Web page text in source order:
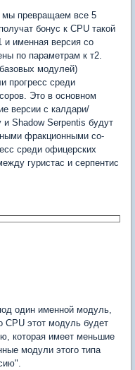
превращаем все 5
бонус к CPU такой
и именная версия со
по параметрам к т2.
модулей)
прогресс среди
Это в основном
версии с калдари/
и Shadow Serpentis будут
фракционными со-
среди офицерских
гуристас и серпентис
один именной модуль,
CPU этот модуль будет
которая имеет меньшие
модули этого типа